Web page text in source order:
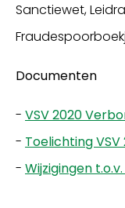
Sanctiewet,
Documenten
- VSV 2020
- Toelichting
- Wijzigingen